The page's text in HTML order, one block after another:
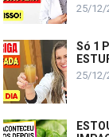
25/12/
Só 1
25/12/